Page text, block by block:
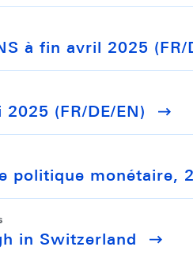
à fin avril 2025 (FR/
(FR/DE/EN)
politique monétaire,
in Switzerland